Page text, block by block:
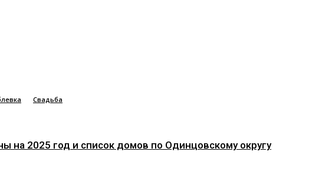
Свадьба
на 2025 год и список домов по Одинцовскому округу